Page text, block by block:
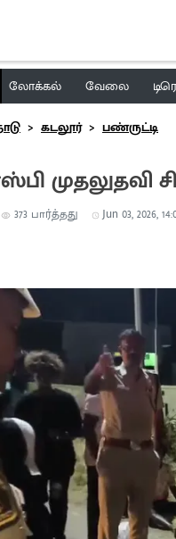
லோக்கல் வேலை
கடலூர் பண்ருட்டி
முதலுதவி
373 பார்த்தது Jun 03, 2026,